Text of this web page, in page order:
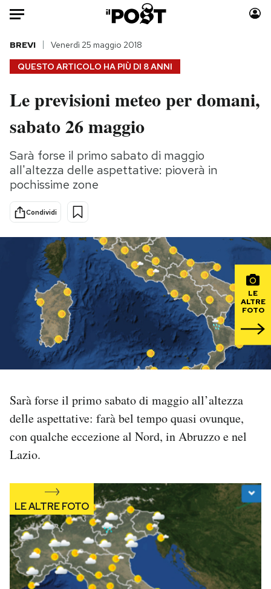
Auto
HOME
Italia
Politica
Tecnologia
Internet
Scienza
Cultura
Economia
Sport
Moda
Storie/Idee
Ok Boomer!
Mondiali calcio 2026
PODCAST
NEWSLETTER
SHOP
CALENDARIO
AREA PERSONALE
Area Personale
Newsletter
Notifiche mobile
Regala il Post
Hai bisogno di aiuto?
QUESTO ARTICOLO HA PIÙ DI 8 ANNI
BREVI Venerdì 25 maggio 2018
Le previsioni meteo per domani,
sabato 26 maggio
Sarà forse il primo sabato di maggio
all'altezza delle aspettative: pioverà in
pochissime zone
Condividi
LE
ALTRE
FOTO
Sarà forse il primo sabato di maggio all’altezza
delle aspettative: farà bel tempo quasi ovunque,
con qualche eccezione al Nord, in Abruzzo e nel
Lazio.